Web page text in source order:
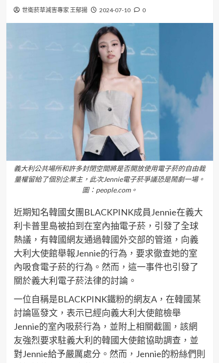
世衛菸草減害專家 王郁揚 2024-07-10 0
義大利公共場所和許多封閉空間將是否開放使用電子菸的自由裁
量權留給了個別企業主，此次Jennie電子菸爭議恐是鬧劇一場。
圖：people.com。
近期知名韓國女團BLACKPINK成員Jennie在義大
利卡普里島被拍到在室內抽電子菸，引發了全球
熱議，有韓國網友通過韓國外交部的管道，向義
大利大使館舉報Jennie的行為，要求徹查她的室
內吸食電子菸的行為。然而，這一事件也引發了
關於義大利電子菸法律的討論。
一位自稱是BLACKPINK鐵粉的網友A，在韓國某
討論區發文，表示已經向義大利大使館檢舉
Jennie的室內吸菸行為，並附上相關截圖，該網
友強烈要求駐義大利的韓國大使館協助調查，並
對Jennie給予嚴厲處分。然而，Jennie的粉絲們則